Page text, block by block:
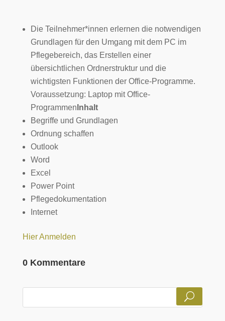
Die Teilnehmer*innen erlernen die notwendigen
Grundlagen für den Umgang mit dem PC im
Pflegebereich, das Erstellen einer
übersichtlichen Ordnerstruktur und die
wichtigsten Funktionen der Office-Programme.
Voraussetzung: Laptop mit Office-
Programmen Inhalt
Begriffe und Grundlagen
Ordnung schaffen
Outlook
Word
Excel
Power Point
Pflegedokumentation
Internet
Hier Anmelden
0 Kommentare